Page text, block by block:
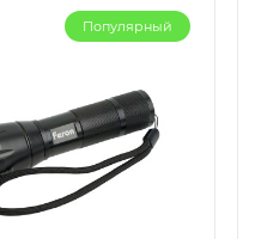
Популярный